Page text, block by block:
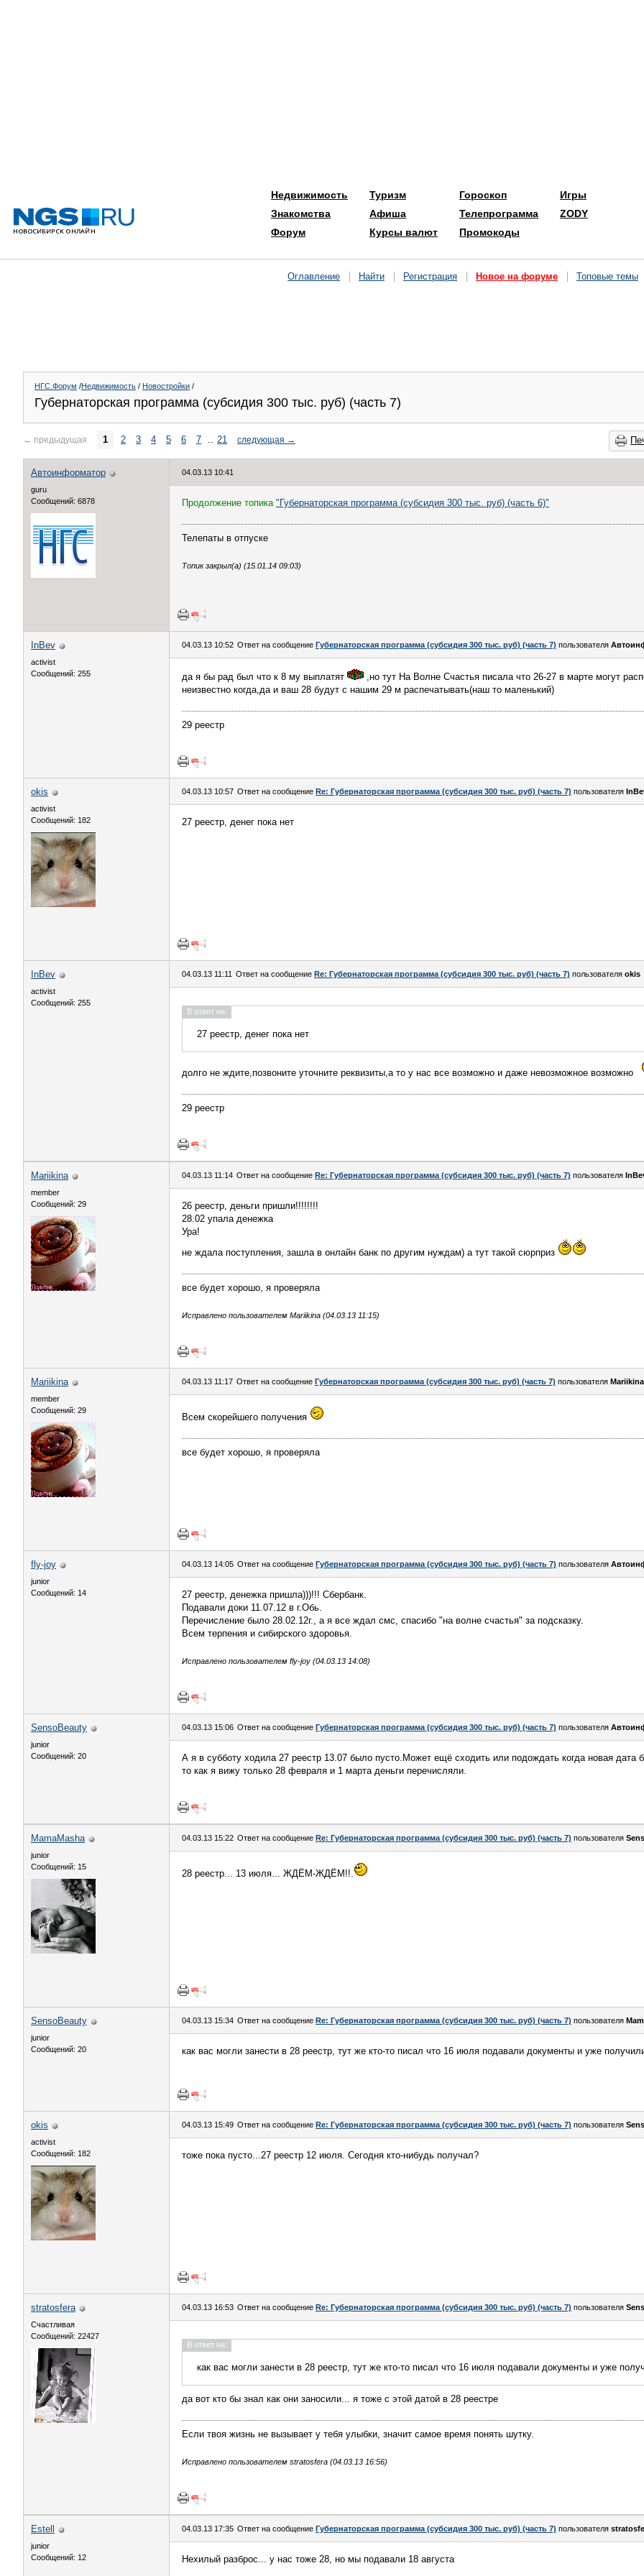
Недвижимость
Знакомства
Форум
Туризм
Афиша
Курсы валют
Гороскоп
Телепрограмма
Промокоды
Игры
ZODY
Оглавление Найти Регистрация Новое на форуме Топовые темы
НГС.Форум /Недвижимость / Новостройки /
Губернаторская программа (субсидия 300 тыс. руб) (часть 7)
← предыдущая 1 2 3 4 5 6 7 .. 21 следующая →
Автоинформатор
guru
Сообщений: 6878
04.03.13 10:41
Продолжение топика "Губернаторская программа (субсидия 300 тыс. руб) (часть 6)"
Телепаты в отпуске
Топик закрыл(а) (15.01.14 09:03)
InBev
activist
Сообщений: 255
04.03.13 10:52 Ответ на сообщение Губернаторская программа (субсидия 300 тыс. руб) (часть 7) пользователя
да я бы рад был что к 8 му выплатят
,но тут На Волне Счастья писала что 26-27 в марте могут
неизвестно когда,да и ваш 28 будут с нашим 29 м распечатывать(наш то маленький)
29 реестр
okis
activist
Сообщений: 182
04.03.13 10:57 Ответ на сообщение Re: Губернаторская программа (субсидия 300 тыс. руб) (часть 7) пользователя
27 реестр, денег пока нет
InBev
activist
Сообщений: 255
04.03.13 11:11 Ответ на сообщение Re: Губернаторская программа (субсидия 300 тыс. руб) (часть 7) пользователя okis
В ответ на:
27 реестр, денег пока нет
долго не ждите,позвоните уточните реквизиты,а то у нас все возможно и даже невозможное возможно
29 реестр
Mariikina
member
Сообщений: 29
04.03.13 11:14 Ответ на сообщение Re: Губернаторская программа (субсидия 300 тыс. руб) (часть 7) пользователя
26 реестр, деньги пришли!!!!!!!!
28.02 упала денежка
Ура!
не ждала поступления, зашла в онлайн банк по другим нуждам) а тут такой сюрприз
все будет хорошо, я проверяла
Исправлено пользователем Mariikina (04.03.13 11:15)
Mariikina
member
Сообщений: 29
04.03.13 11:17 Ответ на сообщение Губернаторская программа (субсидия 300 тыс. руб) (часть 7) пользователя Mariikina
Всем скорейшего получения
все будет хорошо, я проверяла
fly-joy
junior
Сообщений: 14
04.03.13 14:05 Ответ на сообщение Губернаторская программа (субсидия 300 тыс. руб) (часть 7) пользователя
27 реестр, денежка пришла)))!!! Сбербанк.
Подавали доки 11.07.12 в г.Обь.
Перечисление было 28.02.12г., а я все ждал смс, спасибо "на волне счастья" за подсказку.
Всем терпения и сибирского здоровья.
Исправлено пользователем fly-joy (04.03.13 14:08)
SensoBeauty
junior
Сообщений: 20
04.03.13 15:06 Ответ на сообщение Губернаторская программа (субсидия 300 тыс. руб) (часть 7) пользователя
А я в субботу ходила 27 реестр 13.07 было пусто.Может ещё сходить или подождать когда новая дата
то как я вижу только 28 февраля и 1 марта деньги перечисляли.
MamaMasha
junior
Сообщений: 15
04.03.13 15:22 Ответ на сообщение Re: Губернаторская программа (субсидия 300 тыс. руб) (часть 7) пользователя
28 реестр... 13 июля... ЖДЁМ-ЖДЁМ!!.
SensoBeauty
junior
Сообщений: 20
04.03.13 15:34 Ответ на сообщение Re: Губернаторская программа (субсидия 300 тыс. руб) (часть 7) пользователя
как вас могли занести в 28 реестр, тут же кто-то писал что 16 июля подавали документы и уже
okis
activist
Сообщений: 182
04.03.13 15:49 Ответ на сообщение Re: Губернаторская программа (субсидия 300 тыс. руб) (часть 7) пользователя
тоже пока пусто...27 реестр 12 июля. Сегодня кто-нибудь получал?
stratosfera
Счастливая
Сообщений: 22427
04.03.13 16:53 Ответ на сообщение Re: Губернаторская программа (субсидия 300 тыс. руб) (часть 7) пользователя
В ответ на:
как вас могли занести в 28 реестр, тут же кто-то писал что 16 июля подавали документы и уже
да вот кто бы знал как они заносили... я тоже с этой датой в 28 реестре
Если твоя жизнь не вызывает у тебя улыбки, значит самое время понять шутку.
Исправлено пользователем stratosfera (04.03.13 16:56)
Estell
junior
Сообщений: 12
04.03.13 17:35 Ответ на сообщение Губернаторская программа (субсидия 300 тыс. руб) (часть 7) пользователя
Нехилый разброс... у нас тоже 28, но мы подавали 18 августа